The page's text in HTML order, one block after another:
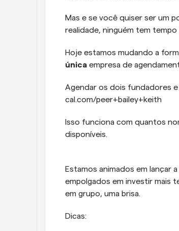
Mas e se você quiser ser um
realidade, ninguém tem
única empresa de
Agendar os dois fundadores
cal.com/peer+bailey+keith
Isso funciona com quantos
disponíveis.
Estamos animados em lançar
empolgados em investir mais
em grupo, uma brisa.
Dicas: